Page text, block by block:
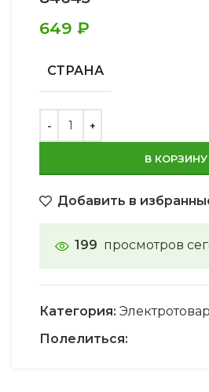
649 ₽
СТРАНА
В КОРЗИНУ
Добавить в
199 просмотров
Категория:
Полелиться: